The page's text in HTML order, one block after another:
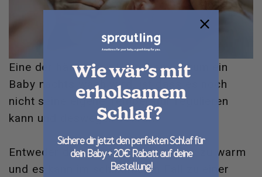
Eine der häufigsten Ursachen, warum ein
Baby nachts wach wird, ist dass es noch
nicht seine eigene Temperatur regulieren
kann und deswegen schreit.
Entweder dem Kind ist zu kalt oder zu warm
und es kann im schlimmsten Fall zu einer
Wie wär’s mit
erholsamem
Schlaf?
Sichere dir jetzt den perfekten Schlaf für
dein Baby + 20€ Rabatt auf deine
Bestellung!